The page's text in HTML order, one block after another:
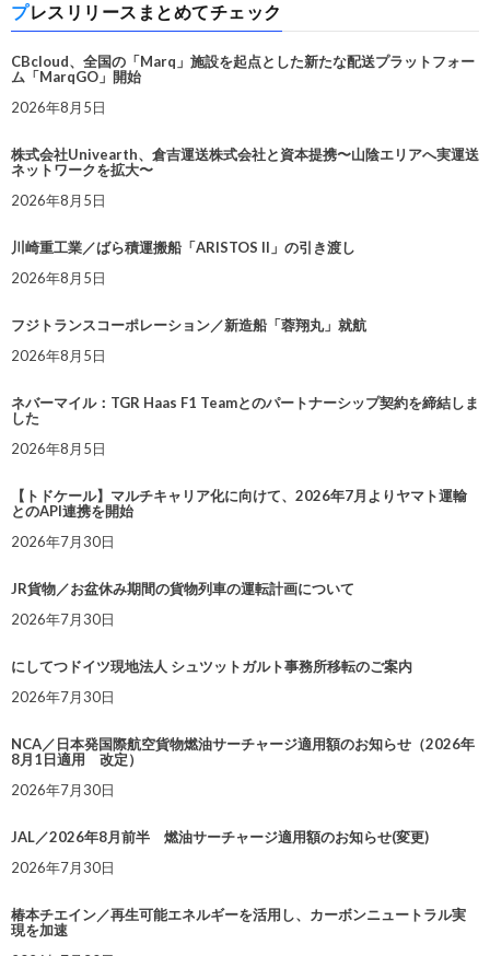
プレスリリースまとめてチェック
CBcloud、全国の「Marq」施設を起点とした新たな配送プラットフォー
ム「MarqGO」開始
2026年8月5日
株式会社Univearth、倉吉運送株式会社と資本提携〜山陰エリアへ実運送
ネットワークを拡大〜
2026年8月5日
川崎重工業／ばら積運搬船「ARISTOS II」の引き渡し
2026年8月5日
フジトランスコーポレーション／新造船「蓉翔丸」就航
2026年8月5日
ネバーマイル：TGR Haas F1 Teamとのパートナーシップ契約を締結しま
した
2026年8月5日
【トドケール】マルチキャリア化に向けて、2026年7月よりヤマト運輸
とのAPI連携を開始
2026年7月30日
JR貨物／お盆休み期間の貨物列車の運転計画について
2026年7月30日
にしてつドイツ現地法人 シュツットガルト事務所移転のご案内
2026年7月30日
NCA／日本発国際航空貨物燃油サーチャージ適用額のお知らせ（2026年
8月1日適用 改定）
2026年7月30日
JAL／2026年8月前半 燃油サーチャージ適用額のお知らせ(変更)
2026年7月30日
椿本チエイン／再生可能エネルギーを活用し、カーボンニュートラル実
現を加速